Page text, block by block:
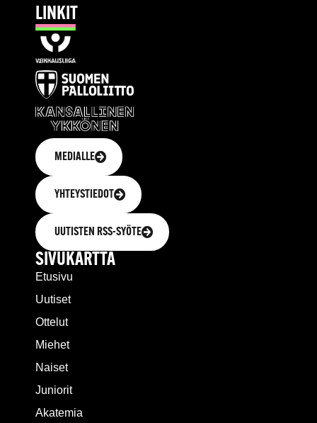
LINKIT
MEDIALLE
YHTEYSTIEDOT
UUTISTEN RSS-SYÖTE
SIVUKARTTA
Etusivu
Uutiset
Ottelut
Miehet
Naiset
Juniorit
Akatemia